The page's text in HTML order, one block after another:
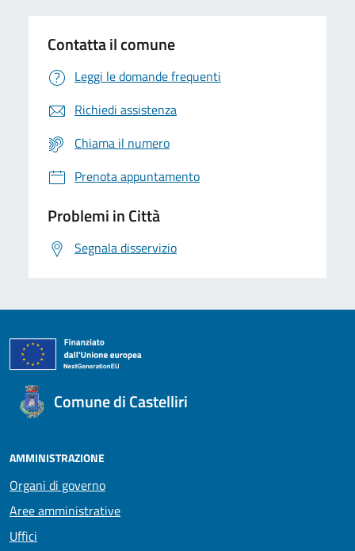
Contatta il comune
Leggi le domande frequenti
Richiedi assistenza
Chiama il numero
Prenota appuntamento
Problemi in Città
Segnala disservizio
Comune di Castelliri
AMMINISTRAZIONE
Organi di governo
Aree amministrative
Uffici